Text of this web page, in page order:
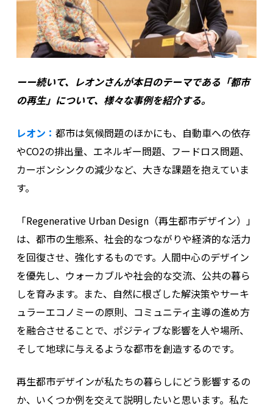
ーー続いて、レオンさんが本日のテーマである「都市
の再生」について、様々な事例を紹介する。
レオン： 都市は気候問題のほかにも、自動車への依存
やCO2の排出量、エネルギー問題、フードロス問題、
カーボンシンクの減少など、大きな課題を抱えていま
す。
「Regenerative Urban Design（再生都市デザイン）」
は、都市の生態系、社会的なつながりや経済的な活力
を回復させ、強化するものです。人間中心のデザイン
を優先し、ウォーカブルや社会的な交流、公共の暮ら
しを育みます。また、自然に根ざした解決策やサーキ
ュラーエコノミーの原則、コミュニティ主導の進め方
を融合させることで、ポジティブな影響を人や場所、
そして地球に与えるような都市を創造するのです。
再生都市デザインが私たちの暮らしにどう影響するの
か、いくつか例を交えて説明したいと思います。私た